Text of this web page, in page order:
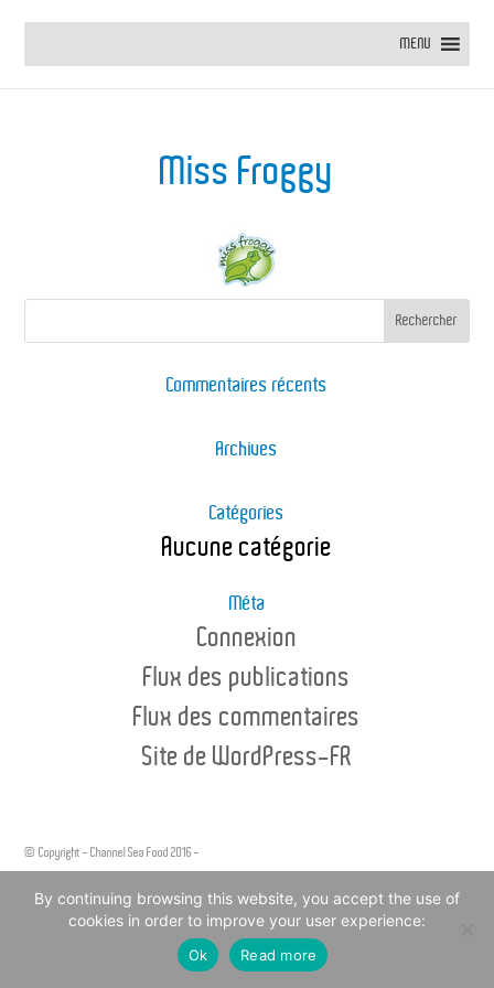
MENU
Miss Froggy
Commentaires récents
Archives
Catégories
Aucune catégorie
Méta
Connexion
Flux des publications
Flux des commentaires
Site de WordPress-FR
© Copyright - Channel Sea Food 2016 -
By continuing browsing this website, you accept the use of
cookies in order to improve your user experience:
Ok Read more